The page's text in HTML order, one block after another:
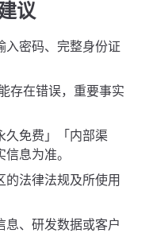
议
入密码、完整身份证
存在错误，重要事实
久免费」「内部渠
息为准。
的法律法规及所使用
息、研发数据或客户